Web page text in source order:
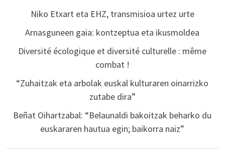
Niko Etxart eta EHZ, transmisioa urtez urte
Arnasguneen gaia: kontzeptua eta ikusmoldea
Diversité écologique et diversité culturelle : même
combat !
“Zuhaitzak eta arbolak euskal kulturaren oinarrizko
zutabe dira”
Beñat Oihartzabal: “Belaunaldi bakoitzak beharko du
euskararen hautua egin; baikorra naiz”